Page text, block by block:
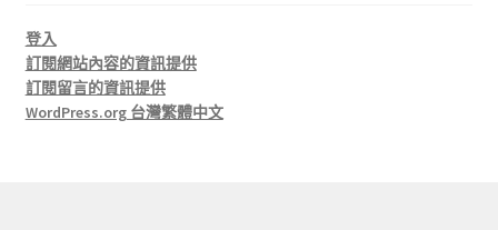
登入
訂閱網站內容的資訊提供
訂閱留言的資訊提供
WordPress.org 台灣繁體中文